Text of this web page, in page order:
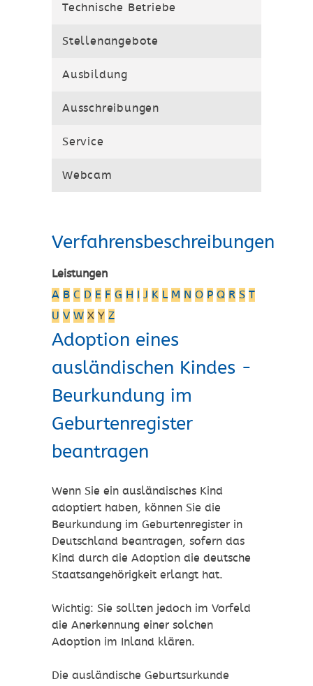
Technische Betriebe
Stellenangebote
Ausbildung
Ausschreibungen
Service
Webcam
Verfahrensbeschreibungen
Leistungen
A B C D E F G H I J K L M N O P Q R S T
U V W X Y Z
Adoption eines
ausländischen Kindes -
Beurkundung im
Geburtenregister
beantragen
Wenn Sie ein ausländisches Kind
adoptiert haben, können Sie die
Beurkundung im Geburtenregister in
Deutschland beantragen, sofern das
Kind durch die Adoption die deutsche
Staatsangehörigkeit erlangt hat.
Wichtig: Sie sollten jedoch im Vorfeld
die Anerkennung einer solchen
Adoption im Inland klären.
Die ausländische Geburtsurkunde